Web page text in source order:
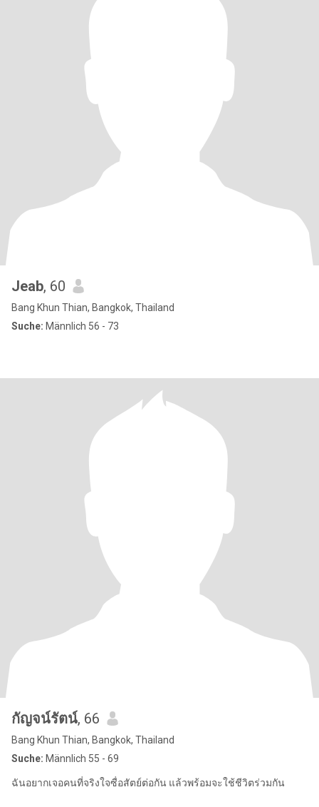
Jeab, 60
Bang Khun Thian, Bangkok, Thailand
Suche: Männlich 56 - 73
กัญจน์รัตน์, 66
Bang Khun Thian, Bangkok, Thailand
Suche: Männlich 55 - 69
ฉันอยากเจอคนที่จริงใจซื่อสัตย์ต่อกัน แล้วพร้อมจะใช้ชีวิตร่วมกัน